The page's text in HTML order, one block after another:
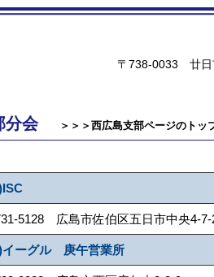
〒738-0033 廿
分会 ＞＞＞西広島支部ページのトッ
5128 広島市佐伯区五日市中央4-
イーグル 庚午営業所